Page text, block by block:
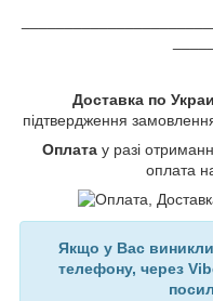
Доставка по
підтвердження
Оплата у разі
оплата
Якщо у Вас виникли
телефону, через